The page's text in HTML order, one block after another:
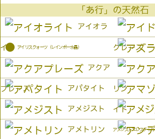
「あ行」の天然石
アイオラ
イト クレーズ
● アイリスクォーツ（レインボー水晶）
アクア
プレーズ リン
アパタイト
イト
アメジスト
アメジストエレスチャル
アメトリン